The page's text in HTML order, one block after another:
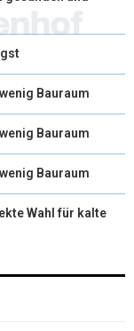
Bauraum
Bauraum
Bauraum
Wahl für kalte